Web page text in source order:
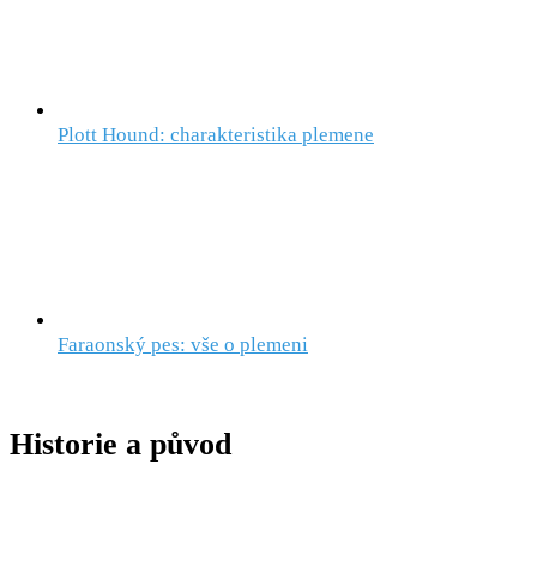
Plott Hound: charakteristika plemene
Faraonský pes: vše o plemeni
Historie a původ